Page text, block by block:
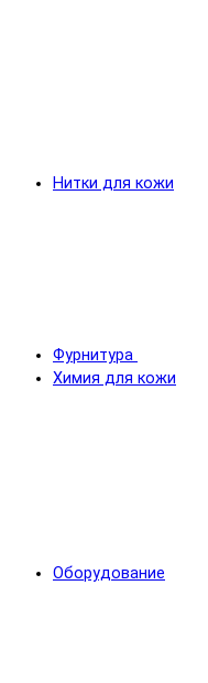
Нитки для кожи
Фурнитура
Химия для кожи
Оборудование